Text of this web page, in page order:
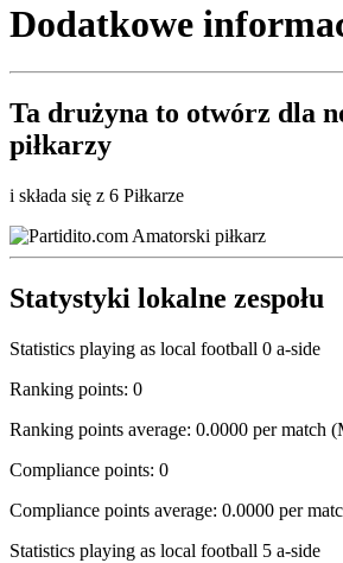
Dodatkowe
Ta drużyna to otwórz dla
piłkarzy
i składa się z 6 Piłkarze
Statystyki lokalne zespołu
Statistics playing as local football 0 a-side
Ranking points: 0
Ranking points average: 0.0000 per match
Compliance points: 0
Compliance points average: 0.0000 per
Statistics playing as local football 5 a-side